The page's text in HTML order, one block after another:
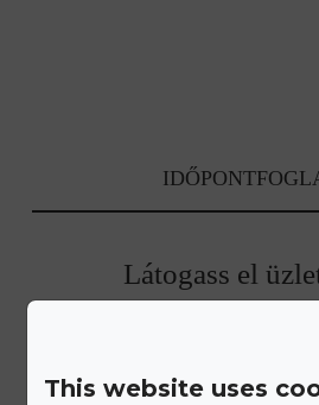
Látogass el
Ismerd meg a Gyűrű Neked
Elegáns, kétszintes szalonunkat a
Alkotmány utcánál álmodtuk
This website uses